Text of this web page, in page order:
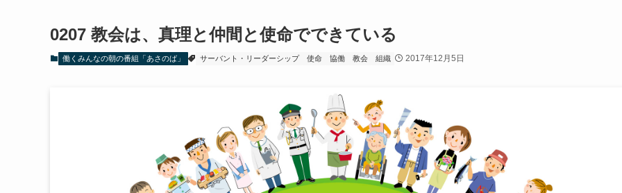
0207 教会は、真理と仲間と使命でできている
働くみんなの朝の番組「あさのば」 サーバント・リーダーシップ 使命 協働 教会 組織 2017年12月5日